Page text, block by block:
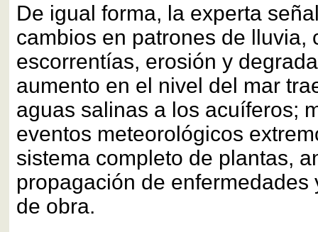
De igual forma, la experta
cambios en patrones de lluvia,
escorrentías, erosión y
aumento en el nivel del mar
aguas salinas a los acuíferos;
eventos meteorológicos
sistema completo de plantas,
propagación de enfermedades
de obra.